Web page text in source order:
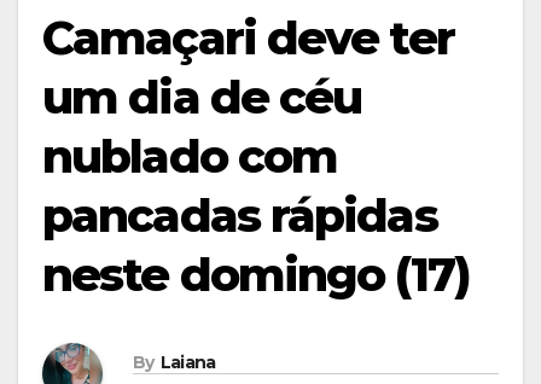
Camaçari deve ter
um dia de céu
nublado com
pancadas rápidas
neste domingo (17)
By Laiana